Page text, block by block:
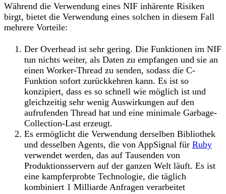
Während die Verwendung eines NIF inhärente Risiken
birgt, bietet die Verwendung eines solchen in diesem Fall
mehrere Vorteile:
Der Overhead ist sehr gering. Die Funktionen im NIF
tun nichts weiter, als Daten zu empfangen und sie an
einen Worker-Thread zu senden, sodass die C-
Funktion sofort zurückkehren kann. Es ist so
konzipiert, dass es so schnell wie möglich ist und
gleichzeitig sehr wenig Auswirkungen auf den
aufrufenden Thread hat und eine minimale Garbage-
Collection-Last erzeugt.
Es ermöglicht die Verwendung derselben Bibliothek
und desselben Agents, die von AppSignal für Ruby
verwendet werden, das auf Tausenden von
Produktionsservern auf der ganzen Welt läuft. Es ist
eine kampferprobte Technologie, die täglich
kombiniert 1 Milliarde Anfragen verarbeitet